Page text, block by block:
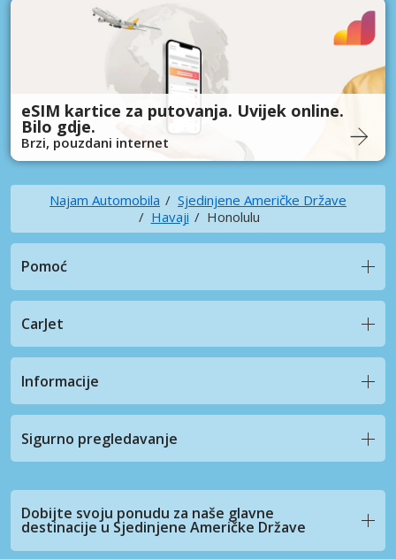
eSIM kartice za putovanja. Uvijek online.
Bilo gdje.
Brzi, pouzdani internet
Najam Automobila
Sjedinjene Američke Države
Havaji
Honolulu
Pomoć
CarJet
Informacije
Sigurno pregledavanje
Dobijte svoju ponudu za naše glavne
destinacije u Sjedinjene Američke Države